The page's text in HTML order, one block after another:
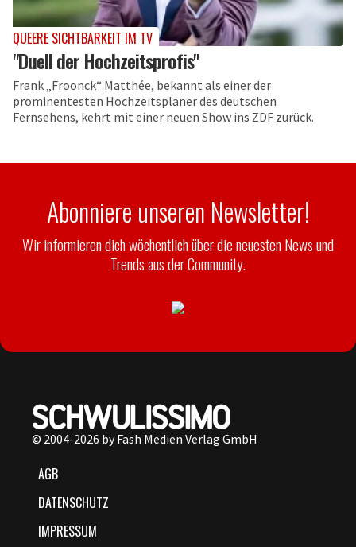
QUEERE SICHTBARKEIT IM TV
"Duell der Hochzeitsprofis"
Frank „Froonck“ Matthée, bekannt als einer der
prominentesten Hochzeitsplaner des deutschen
Fernsehens, kehrt mit einer neuen Show ins ZDF zurück.
Abonniere unseren Newsletter!
Wir informieren dich wöchentlich über die neuesten News und
Trends aus der Community.
© 2004-2026 by Fash Medien Verlag GmbH
AGB
DATENSCHUTZ
IMPRESSUM